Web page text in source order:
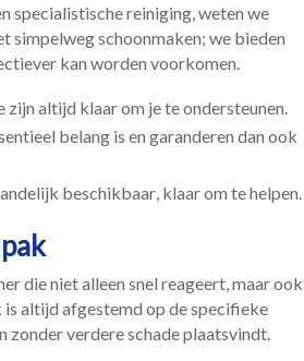
specialistische reiniging, weten we
simpelweg schoonmaken; we bieden
kan worden voorkomen.​
altijd klaar om je te ondersteunen.​
belang is en garanderen dan ook
beschikbaar, klaar om te helpen.​
die niet alleen snel reageert, maar ook
altijd afgestemd op de specifieke
verdere schade plaatsvindt.​